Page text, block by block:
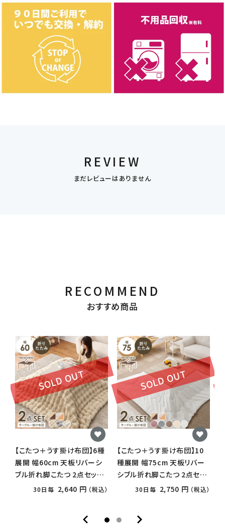
REVIEW
まだレビューはありません
RECOMMEND
おすすめ商品
SOLD OUT
【こたつ＋うす掛け布団】6種
展開 幅60cm 天板リバーシ
ブル折れ脚こたつ 2点セット
ふわもこタイプ
30日毎 2,640 円 （税込）
SOLD OUT
【こたつ＋うす掛け布団】10
種展開 幅75cm 天板リバー
シブル折れ脚こたつ 2点セッ
30日毎 2,750 円 （税込）